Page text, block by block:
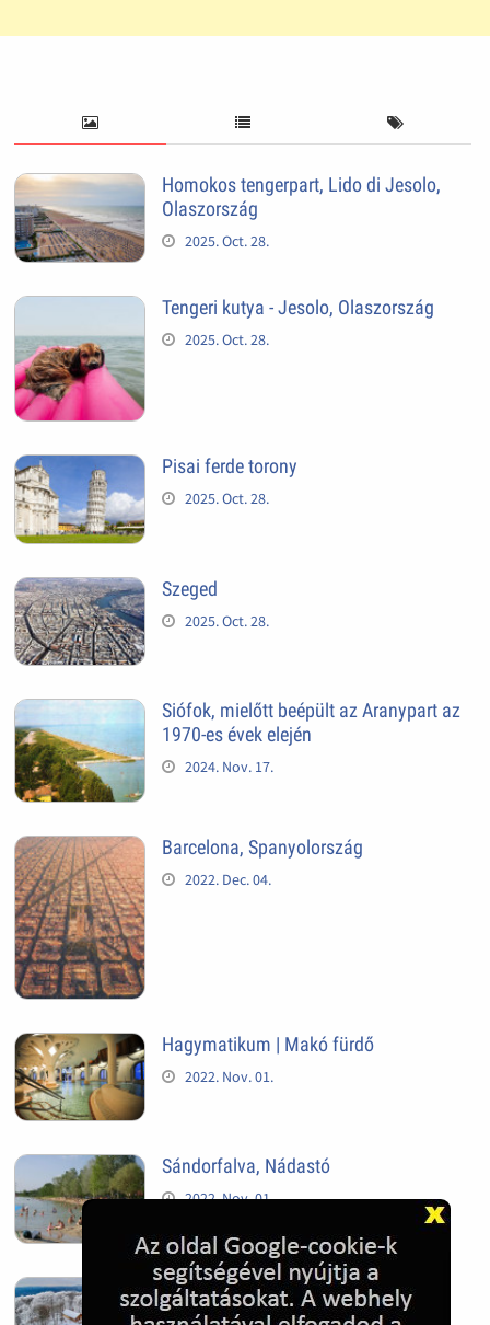
Homokos tengerpart, Lido di Jesolo,
Olaszország
2025. Oct. 28.
Tengeri kutya - Jesolo, Olaszország
2025. Oct. 28.
Pisai ferde torony
2025. Oct. 28.
Szeged
2025. Oct. 28.
Siófok, mielőtt beépült az Aranypart az
1970-es évek elején
2024. Nov. 17.
Barcelona, Spanyolország
2022. Dec. 04.
Hagymatikum | Makó fürdő
2022. Nov. 01.
Sándorfalva, Nádastó
2022. Nov. 01.
Hóban gyakran gazdag télen a
Kékestető